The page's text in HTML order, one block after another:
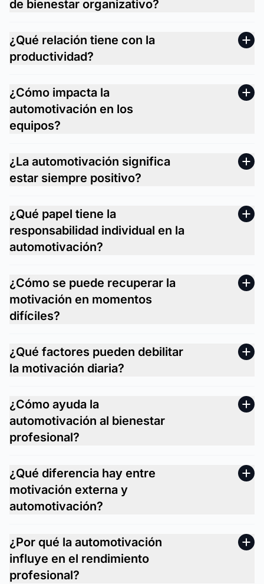
de bienestar organizativo?
¿Qué relación tiene con la
productividad?
¿Cómo impacta la
automotivación en los
equipos?
¿La automotivación significa
estar siempre positivo?
¿Qué papel tiene la
responsabilidad individual en la
automotivación?
¿Cómo se puede recuperar la
motivación en momentos
difíciles?
¿Qué factores pueden debilitar
la motivación diaria?
¿Cómo ayuda la
automotivación al bienestar
profesional?
¿Qué diferencia hay entre
motivación externa y
automotivación?
¿Por qué la automotivación
influye en el rendimiento
profesional?